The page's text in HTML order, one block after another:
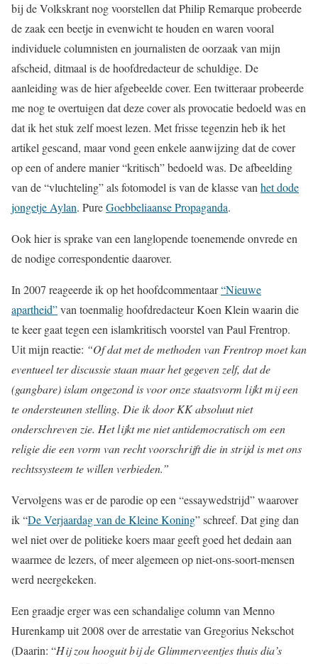
bij de Volkskrant nog voorstellen dat Philip Remarque probeerde
de zaak een beetje in evenwicht te houden en waren vooral
individuele columnisten en journalisten de oorzaak van mijn
afscheid, ditmaal is de hoofdredacteur de schuldige. De
aanleiding was de hier afgebeelde cover. Een twitteraar probeerde
me nog te overtuigen dat deze cover als provocatie bedoeld was en
dat ik het stuk zelf moest lezen. Met frisse tegenzin heb ik het
artikel gescand, maar vond geen enkele aanwijzing dat de cover
op een of andere manier “kritisch” bedoeld was. De afbeelding
van de “vluchteling” als fotomodel is van de klasse van het dode
jongetje Aylan. PureGoebbeliaanse Propaganda.
Ook hier is sprake van een langlopende toenemende onvrede en
de nodige correspondentie daarover.
In 2007 reageerde ik op het hoofdcommentaar“Nieuwe
apartheid”van toenmalig hoofdredacteur Koen Klein waarin die
te keer gaat tegen een islamkritisch voorstel van Paul Frentrop.
Uit mijn reactie: “Of dat met de methoden van Frentrop moet kan
eventueel ter discussie staan maar het gegeven zelf, dat de
(gangbare) islam ongezond is voor onze staatsvorm lijkt mij een
te ondersteunen stelling. Die ik door KK absoluut niet
onderschreven zie. Het lijkt me niet antidemocratisch om een
religie die een vorm van recht voorschrijft die in strijd is met ons
rechtssysteem te willen verbieden.”
Vervolgens was er de parodie op een “essaywedstrijd” waarover
ik “De Verjaardag van de Kleine Koning” schreef. Dat ging dan
wel niet over de politieke koers maar geeft goed het dedain aan
waarmee de lezers, of meer algemeen op niet-ons-soort-mensen
werd neergekeken.
Een graadje erger was een schandalige column van Menno
Hurenkamp uit 2008 over de arrestatie van Gregorius Nekschot
(Daarin: “Hij zou hooguit bij de Glimmerveentjes thuis dia’s